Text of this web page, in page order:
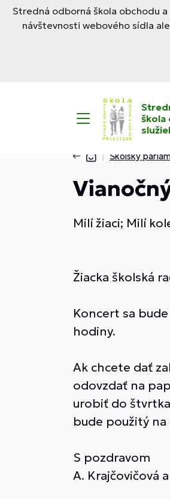
Stredná odborná škola obchodu
návštevnosti webového sídla
škola
Školský
Milí žiaci; Milí
Žiacka školská
Koncert sa
hodiny.
Ak chcete dať
odovzdať na
urobiť do
bude použitý
S pozdravom
A. Krajčovičová